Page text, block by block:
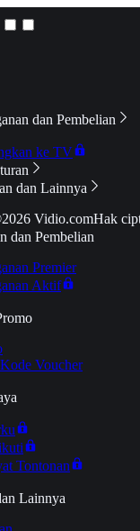
dan Pembelian
ke TV
dan Lainnya
Vidio.comHak
dan Pembelian
Premier
Aktif
Voucher
Tontonan
Lainnya